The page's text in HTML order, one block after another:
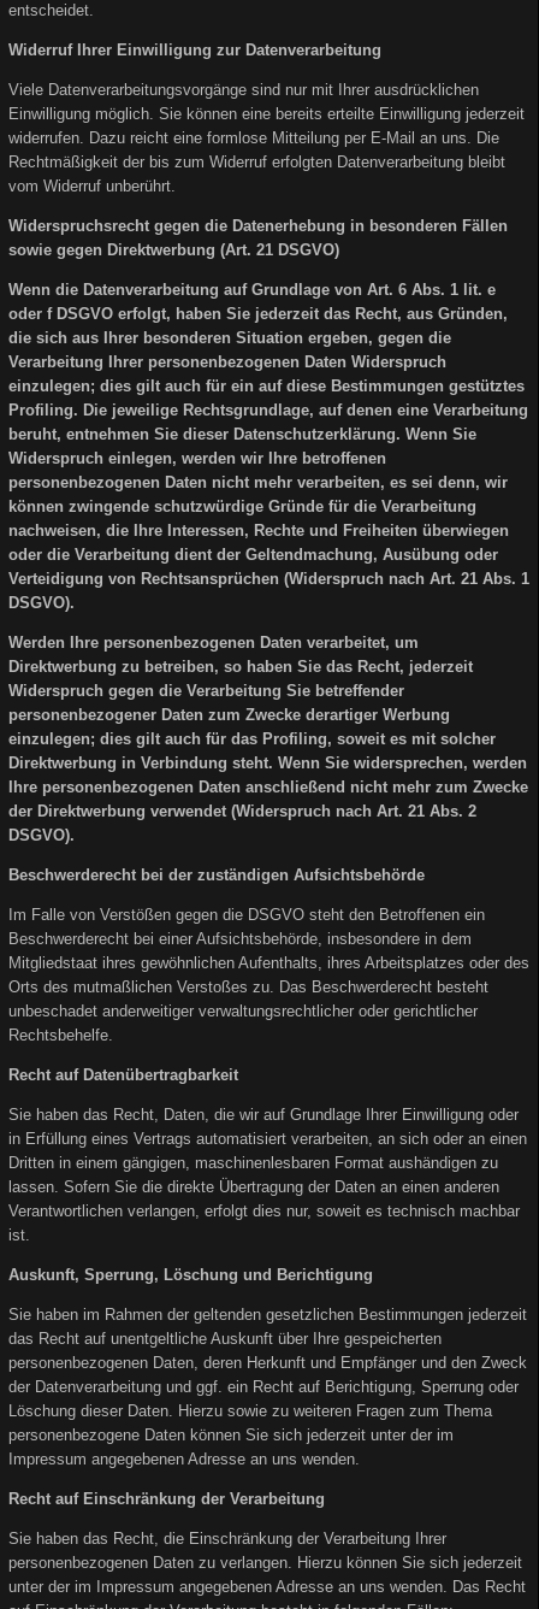
entscheidet.
Widerruf Ihrer Einwilligung zur Datenverarbeitung
Viele Datenverarbeitungsvorgänge sind nur mit Ihrer ausdrücklichen
Einwilligung möglich. Sie können eine bereits erteilte Einwilligung jederzeit
widerrufen. Dazu reicht eine formlose Mitteilung per E-Mail an uns. Die
Rechtmäßigkeit der bis zum Widerruf erfolgten Datenverarbeitung bleibt
vom Widerruf unberührt.
Widerspruchsrecht gegen die Datenerhebung in besonderen Fällen
sowie gegen Direktwerbung (Art. 21 DSGVO)
Wenn die Datenverarbeitung auf Grundlage von Art. 6 Abs. 1 lit. e
oder f DSGVO erfolgt, haben Sie jederzeit das Recht, aus Gründen,
die sich aus Ihrer besonderen Situation ergeben, gegen die
Verarbeitung Ihrer personenbezogenen Daten Widerspruch
einzulegen; dies gilt auch für ein auf diese Bestimmungen gestütztes
Profiling. Die jeweilige Rechtsgrundlage, auf denen eine Verarbeitung
beruht, entnehmen Sie dieser Datenschutzerklärung. Wenn Sie
Widerspruch einlegen, werden wir Ihre betroffenen
personenbezogenen Daten nicht mehr verarbeiten, es sei denn, wir
können zwingende schutzwürdige Gründe für die Verarbeitung
nachweisen, die Ihre Interessen, Rechte und Freiheiten überwiegen
oder die Verarbeitung dient der Geltendmachung, Ausübung oder
Verteidigung von Rechtsansprüchen (Widerspruch nach Art. 21 Abs. 1
DSGVO).
Werden Ihre personenbezogenen Daten verarbeitet, um
Direktwerbung zu betreiben, so haben Sie das Recht, jederzeit
Widerspruch gegen die Verarbeitung Sie betreffender
personenbezogener Daten zum Zwecke derartiger Werbung
einzulegen; dies gilt auch für das Profiling, soweit es mit solcher
Direktwerbung in Verbindung steht. Wenn Sie widersprechen, werden
Ihre personenbezogenen Daten anschließend nicht mehr zum Zwecke
der Direktwerbung verwendet (Widerspruch nach Art. 21 Abs. 2
DSGVO).
Beschwerderecht bei der zuständigen Aufsichtsbehörde
Im Falle von Verstößen gegen die DSGVO steht den Betroffenen ein
Beschwerderecht bei einer Aufsichtsbehörde, insbesondere in dem
Mitgliedstaat ihres gewöhnlichen Aufenthalts, ihres Arbeitsplatzes oder des
Orts des mutmaßlichen Verstoßes zu. Das Beschwerderecht besteht
unbeschadet anderweitiger verwaltungsrechtlicher oder gerichtlicher
Rechtsbehelfe.
Recht auf Datenübertragbarkeit
Sie haben das Recht, Daten, die wir auf Grundlage Ihrer Einwilligung oder
in Erfüllung eines Vertrags automatisiert verarbeiten, an sich oder an einen
Dritten in einem gängigen, maschinenlesbaren Format aushändigen zu
lassen. Sofern Sie die direkte Übertragung der Daten an einen anderen
Verantwortlichen verlangen, erfolgt dies nur, soweit es technisch machbar
ist.
Auskunft, Sperrung, Löschung und Berichtigung
Sie haben im Rahmen der geltenden gesetzlichen Bestimmungen jederzeit
das Recht auf unentgeltliche Auskunft über Ihre gespeicherten
personenbezogenen Daten, deren Herkunft und Empfänger und den Zweck
der Datenverarbeitung und ggf. ein Recht auf Berichtigung, Sperrung oder
Löschung dieser Daten. Hierzu sowie zu weiteren Fragen zum Thema
personenbezogene Daten können Sie sich jederzeit unter der im
Impressum angegebenen Adresse an uns wenden.
Recht auf Einschränkung der Verarbeitung
Sie haben das Recht, die Einschränkung der Verarbeitung Ihrer
personenbezogenen Daten zu verlangen. Hierzu können Sie sich jederzeit
unter der im Impressum angegebenen Adresse an uns wenden. Das Recht